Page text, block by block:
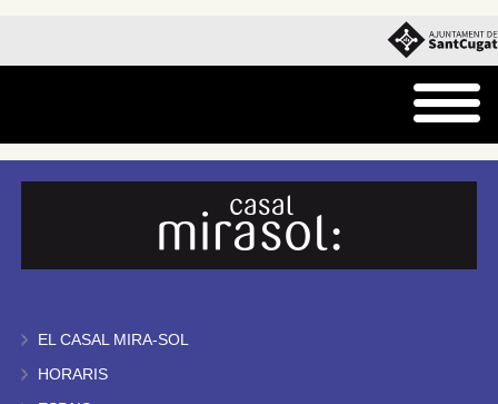
EL CASAL MIRA-SOL
HORARIS